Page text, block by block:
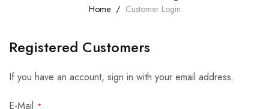
Home Customer Login
Registered Customers
If you have an account, sign in with your email address.
E-Mail